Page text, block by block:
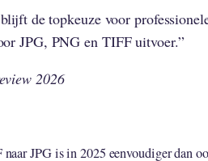
de topkeuze voor
JPG, PNG en TIFF uitvoer.”
2026
naar JPG is in 2025 eenvoudiger dan